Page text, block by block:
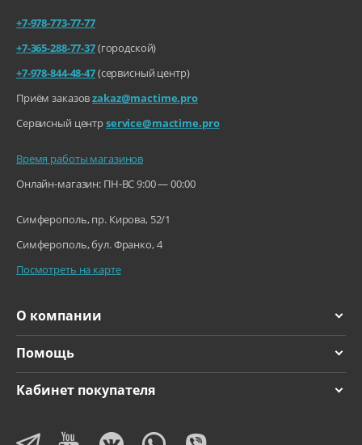
О компании
Помощь
Кабинет покупателя
+7-978-773-77-77
+7-365-288-77-37(городской)
+7-978-844-48-47(сервисный центр)
Приём заказовzakaz@mactime.pro
Сервисный центрservice@mactime.pro
Время работы магазинов
Онлайн-магазин: ПН-ВС 9:00 — 00:00
Симферополь, пр. Кирова, 52/1
Симферополь, бул. Франко, 4
Посмотреть на карте